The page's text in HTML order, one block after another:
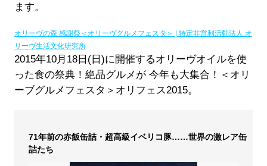
ます。
オリーヴの森 感謝祭＜オリーヴグルメフェスタ＞ | 特定非営利活動法人 オ
リーヴ生活文化研究所
2015年10月18日(日)に開催するオリーヴオイルを使
った食の祭典！絶品グルメが 今年も大集合！＜オリ
ーブグルメフェスタ＞オリフェス2015。
71年前の赤飯缶詰・超高級イベリコ豚……世界の激レア缶
詰たち